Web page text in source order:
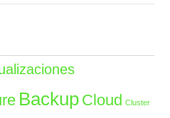
Backup Cloud Cluster